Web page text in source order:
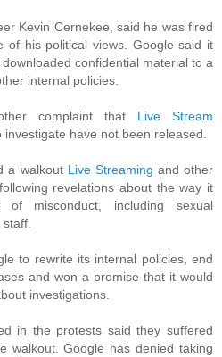
Kevin Cernekee, said he was fired
of his political views. Google said it
confidential material to a
internal policies.
complaint that Live Stream
have not been released.
a walkout Live Streaming and other
revelations about the way it
of misconduct, including sexual
to rewrite its internal policies, end
and won a promise that it would
investigations.
in the protests said they suffered
walkout. Google has denied taking